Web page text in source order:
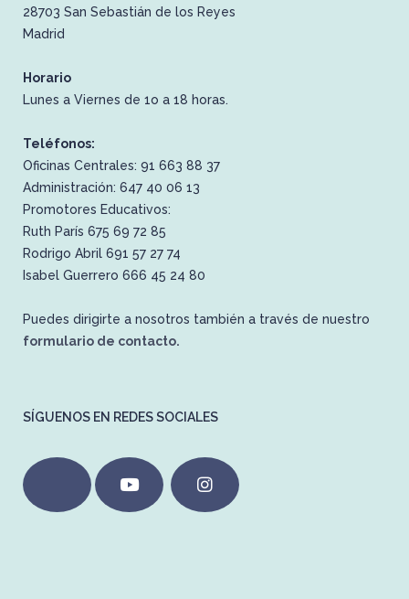
28703 San Sebastián de los Reyes
Madrid
Horario
Lunes a Viernes de 1o a 18 horas.
Teléfonos:
Oficinas Centrales: 91 663 88 37
Administración: 647 40 06 13
Promotores Educativos:
Ruth París 675 69 72 85
Rodrigo Abril 691 57 27 74
Isabel Guerrero 666 45 24 80
Puedes dirigirte a nosotros también a través de nuestro
formulario de contacto.
SÍGUENOS EN REDES SOCIALES